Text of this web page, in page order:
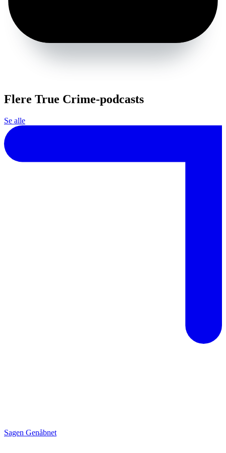
Flere True Crime-podcasts
Se alle
Sagen Genåbnet